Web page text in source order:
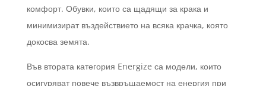
комфорт. Обувки, които са щадящи за крака и
минимизират въздействието на всяка крачка, която
докосва земята.
Във втората категория Energize са модели, които
осигуряват повече възвръщаемост на енергия при